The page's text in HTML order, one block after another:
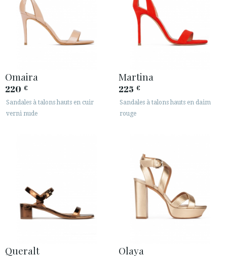
Omaira
220 €
Sandales à talons hauts en cuir
verni nude
Martina
225 €
Sandales à talons hauts en daim
rouge
Queralt Olaya